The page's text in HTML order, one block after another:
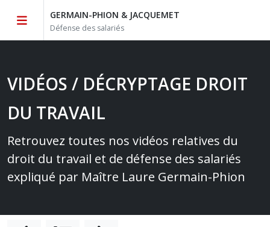
GERMAIN-PHION & JACQUEMET
Défense des salariés
VIDÉOS / DÉCRYPTAGE DROIT
DU TRAVAIL
Retrouvez toutes nos vidéos relatives du
droit du travail et de défense des salariés
expliqué par Maître Laure Germain-Phion